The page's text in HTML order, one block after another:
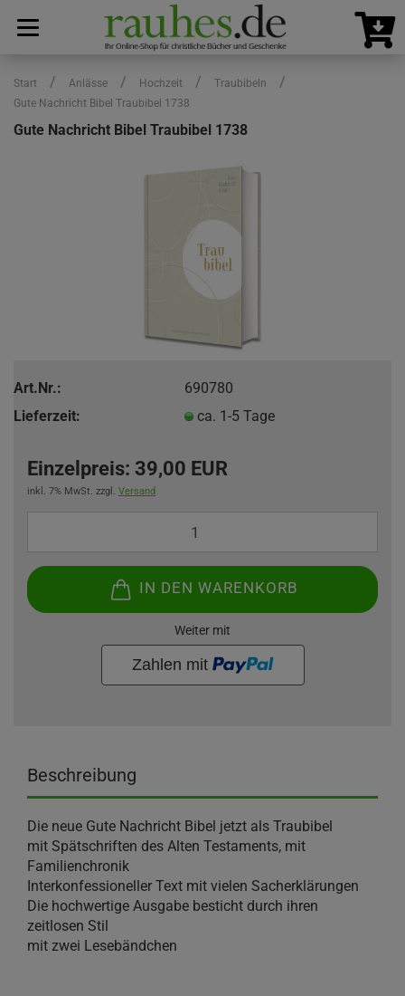
Start / Anlässe / Hochzeit / Traubibeln /
Gute Nachricht Bibel Traubibel 1738
Gute Nachricht Bibel Traubibel 1738
Art.Nr.:
690780
Lieferzeit:
ca. 1-5 Tage
Einzelpreis: 39,00 EUR
inkl. 7% MwSt. zzgl. Versand
IN DEN WARENKORB
Weiter mit
Beschreibung
Die neue Gute Nachricht Bibel jetzt als Traubibel
mit Spätschriften des Alten Testaments, mit
Familienchronik
Interkonfessioneller Text mit vielen Sacherklärungen
Die hochwertige Ausgabe besticht durch ihren
zeitlosen Stil
mit zwei Lesebändchen